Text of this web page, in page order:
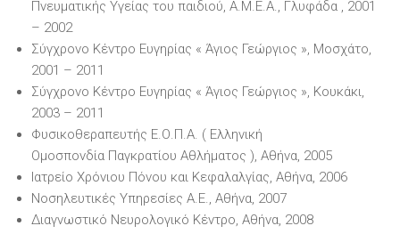
Πνευματικής Υγείας του παιδιού, Α.Μ.Ε.Α., Γλυφάδα , 2001
– 2002
Σύγχρονο Κέντρο Ευγηρίας « Άγιος Γεώργιος », Μοσχάτο,
2001 – 2011
Σύγχρονο Κέντρο Ευγηρίας « Άγιος Γεώργιος », Κουκάκι,
2003 – 2011
Φυσικοθεραπευτής Ε.Ο.Π.Α. ( Ελληνική
Ομοσπονδία Παγκρατίου Αθλήματος ), Αθήνα, 2005
Ιατρείο Χρόνιου Πόνου και Κεφαλαλγίας, Αθήνα, 2006
Νοσηλευτικές Υπηρεσίες Α.Ε., Αθήνα, 2007
Διαγνωστικό Νευρολογικό Κέντρο, Αθήνα, 2008